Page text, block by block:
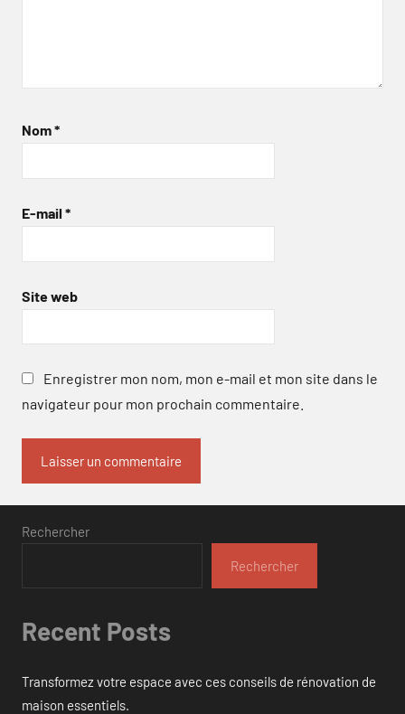
Nom*
E-mail *
Site web
Enregistrer mon nom, mon e-mail et mon site dans le
navigateur pour mon prochain commentaire.
Rechercher
Rechercher
Recent Posts
Transformez votre espace avec ces conseils de rénovation de
maison essentiels.